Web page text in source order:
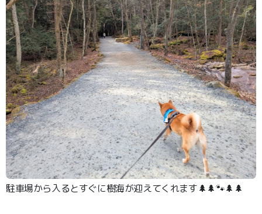
駐車場から入るとすぐに樹海が迎えてくれます🌲🌲🐾🌲🌲